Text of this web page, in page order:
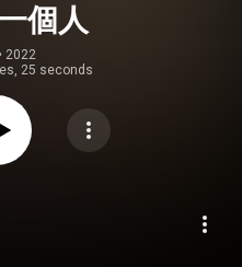
個人
• 2022
25 seconds